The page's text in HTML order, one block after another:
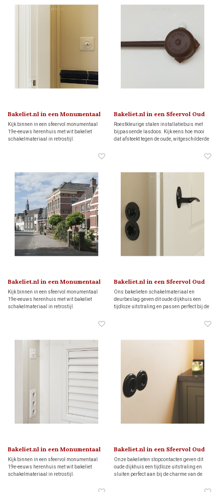
Bakeliet.nl in een Monumentaal
Herenhuis
Kijk binnen in een sfeervol monumentaal
19e-eeuws herenhuis met wit bakeliet
schakelmateriaal in retrostijl.
Bakeliet.nl in een Sfeervol Oud
Dijkhuis
Roestkleurige stalen installatiebuis met
bijpassende lasdoos. Kijk eens hoe mooi
dat afsteekt tegen de oude, witgeschilderde
Bakeliet.nl in een Monumentaal
Herenhuis
Kijk binnen in een sfeervol monumentaal
19e-eeuws herenhuis met wit bakeliet
schakelmateriaal in retrostijl.
Bakeliet.nl in een Sfeervol Oud
Dijkhuis
Ons bakelieten schakelmateriaal en
deurbeslag geven dit oude dijkhuis een
tijdloze uitstraling en passen perfect bij de
Bakeliet.nl in een Monumentaal
Herenhuis
Kijk binnen in een sfeervol monumentaal
19e-eeuws herenhuis met wit bakeliet
schakelmateriaal in retrostijl.
Bakeliet.nl in een Sfeervol Oud
Dijkhuis
Onze bakelieten stopcontacten geven dit
oude dijkhuis een tijdloze uitstraling en
sluiten perfect aan bij de charme van de